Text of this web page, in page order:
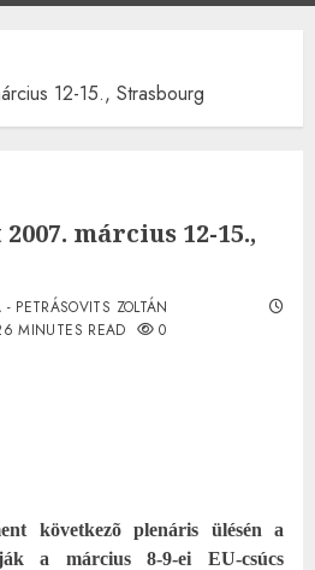
12-15., Strasbourg
március 12-15.,
- PETRÁSOVITS ZOLTÁN
MINUTES READ 0
következõ plenáris ülésén a
a március 8-9-ei EU-csúcs